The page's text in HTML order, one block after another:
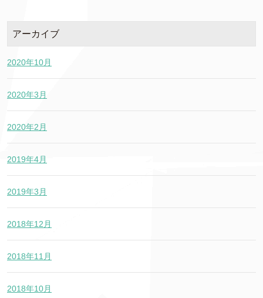
アーカイブ
2020年10月
2020年3月
2020年2月
2019年4月
2019年3月
2018年12月
2018年11月
2018年10月